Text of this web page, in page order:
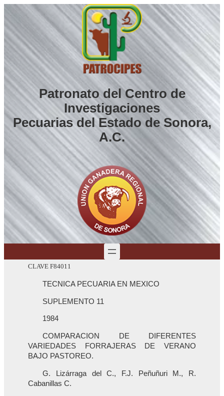
Saltar
al
contenido
Patronato del Centro de
Investigaciones
Pecuarias del Estado de Sonora,
A.C.
CLAVE F84011
TECNICA PECUARIA EN MEXICO
SUPLEMENTO 11
1984
COMPARACION DE DIFERENTES
VARIEDADES FORRAJERAS DE VERANO
BAJO PASTOREO.
G. Lizárraga del C., F.J. Peñuñuri M., R.
Cabanillas C.